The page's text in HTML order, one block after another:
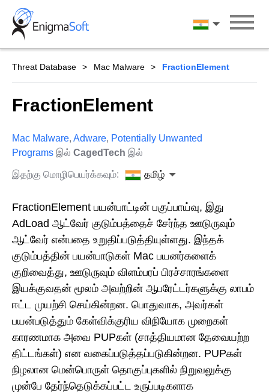
Skip
content
தமிழ்
Threat Database Mac Malware FractionElement
FractionElement
Mac Malware, Adware, Potentially Unwanted
Programs இல் CagedTech இல்
இதற்கு மொழிபெயர்க்கவும்: தமிழ்
FractionElement பயன்பாட்டின் பகுப்பாய்வு, இது
AdLoad ஆட்வேர் குடும்பத்தைச் சேர்ந்த ஊடுருவும்
ஆட்வேர் என்பதை உறுதிப்படுத்தியுள்ளது. இந்தக்
குடும்பத்தின் பயன்பாடுகள் Mac பயனர்களைக்
குறிவைத்து, ஊடுருவும் விளம்பரப் பிரச்சாரங்களை
இயக்குவதன் மூலம் அவற்றின் ஆபரேட்டர்களுக்கு லாபம்
ஈட்ட முயற்சி செய்கின்றன. பொதுவாக, அவர்கள்
பயன்படுத்தும் கேள்விக்குரிய விநியோக முறைகள்
காரணமாக அவை PUPகள் (சாத்தியமான தேவையற்ற
திட்டங்கள்) என வகைப்படுத்தப்படுகின்றன. PUPகள்
நிழலான மென்பொருள் தொகுப்புகளில் நிறுவலுக்கு
முன்பே தேர்ந்தெடுக்கப்பட்ட உருப்படிகளாக